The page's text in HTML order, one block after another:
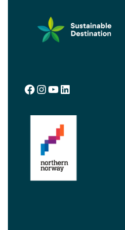
Facebook
Instagram
YouTube
LinkedIn